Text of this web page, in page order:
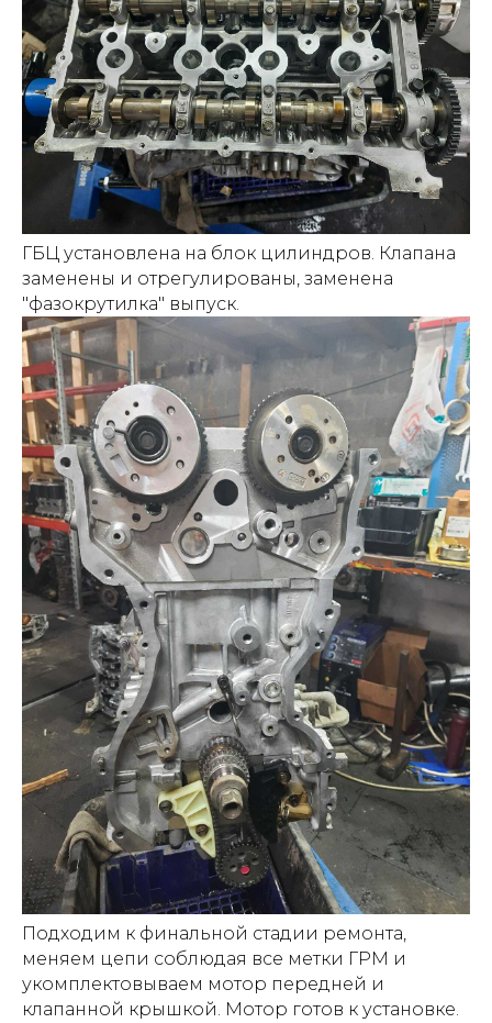
ГБЦ установлена на блок цилиндров. Клапана
заменены и отрегулированы, заменена
"фазокрутилка" выпуск.
Подходим к финальной стадии ремонта,
меняем цепи соблюдая все метки ГРМ и
укомплектовываем мотор передней и
клапанной крышкой. Мотор готов к установке.